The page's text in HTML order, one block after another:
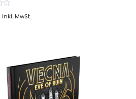
inkl. MwSt.